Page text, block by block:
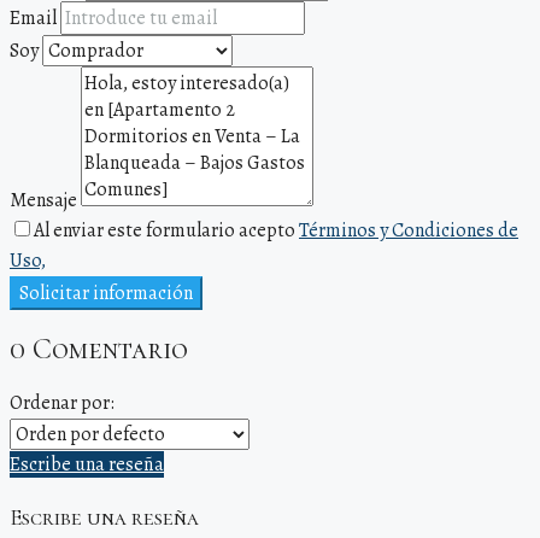
Email
Soy
Mensaje
Al enviar este formulario aceptoTérminos y Condiciones de
Uso,
Solicitar información
0 Comentario
Ordenar por:
Escribe una reseña
Escribe una reseña